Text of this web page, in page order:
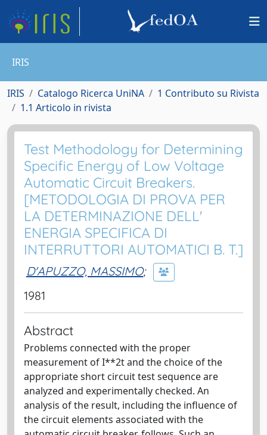
IRIS
IRIS Catalogo Ricerca UniNA
1 Contributo su Rivista
1.1 Articolo in rivista
Test Methodology for Determining
Specific Energy of Low Voltage
Automatic Circuit Breakers.
[METODOLOGIA DI PROVA PER
LA DETERMINAZIONE DELL'
ENERGIA SPECIFICA DI
INTERRUTTORI AUTOMATICI B. T.]
D'APUZZO, MASSIMO;
1981
Abstract
Problems connected with the proper
measurement of I**2t and the choice of the
appropriate short circuit test sequence are
analyzed and experimentally checked. An
analysis of the result, including the influence of
the circuit elements associated with the